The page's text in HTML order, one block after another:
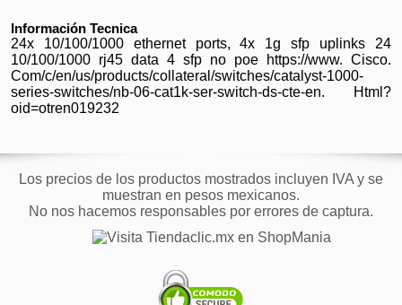
Información Tecnica
24x 10/100/1000 ethernet ports, 4x 1g sfp uplinks 24
10/100/1000 rj45 data 4 sfp no poe https://www. Cisco.
Com/c/en/us/products/collateral/switches/catalyst-1000-
series-switches/nb-06-cat1k-ser-switch-ds-cte-en. Html?
oid=otren019232
Los precios de los productos mostrados incluyen IVA y se
muestran en pesos mexicanos.
No nos hacemos responsables por errores de captura.